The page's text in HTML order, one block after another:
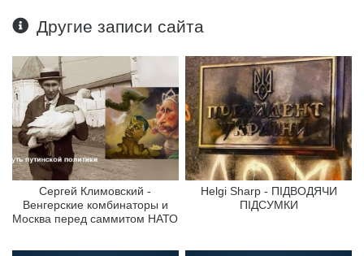
Другие записи сайта
Сергей Климовский -
Венгерские комбинаторы и
Москва перед саммитом НАТО
Helgi Sharp - ПІДВОДЯЧИ
ПІДСУМКИ